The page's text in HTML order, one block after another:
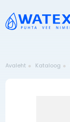
Avaleht Kataloog